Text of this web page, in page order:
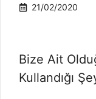
21/02/2020
Bize Ait
Kullandığı